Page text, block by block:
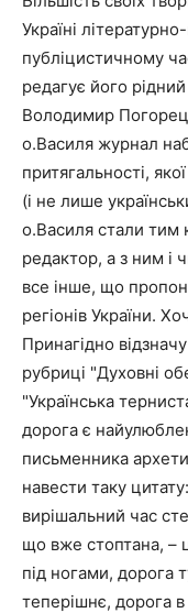
Україні
публіцистичному
редагує його
Володимир
о.Василя журнал
притягальності,
(і не лише
о.Василя стали тим
редактор, а з ним і
все інше, що
регіонів України.
Принагідно
рубриці "Духовні
"Українська
дорога є
письменника
навести таку
вирішальний час
що вже стоптана, –
під ногами, дорога
теперішнє, дорога